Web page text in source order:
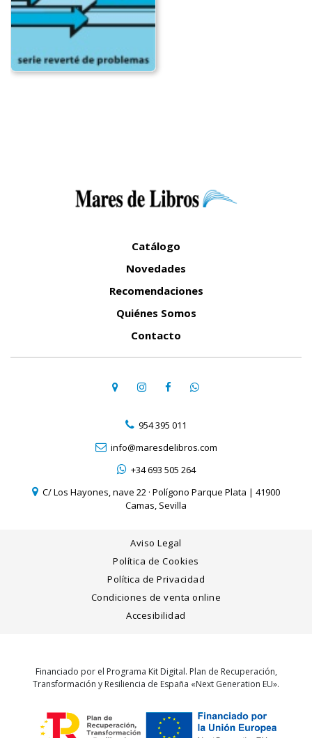
Catálogo
Novedades
Recomendaciones
Quiénes Somos
Contacto
954 395 011
info@maresdelibros.com
+34 693 505 264
C/ Los Hayones, nave 22 · Polígono Parque Plata | 41900
Camas, Sevilla
Aviso Legal
Política de Cookies
Política de Privacidad
Condiciones de venta online
Accesibilidad
Financiado por el Programa Kit Digital. Plan de Recuperación,
Transformación y Resiliencia de España «Next Generation EU».